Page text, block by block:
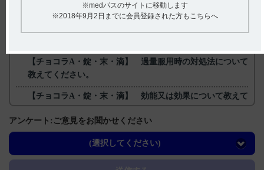
関連するQ&A
【チョコラA・錠・末・滴】 過量服用時の対処法について
教えてください。
【チョコラA・錠・末・滴】 効能又は効果について教えて
【チョコラA・錠・末・滴】 副作用について教えてくださ
アンケート:ご意見をお聞かせください
(選択してください)
※medパスのサイトに移動します
※2018年9月2日までに会員登録された方もこちらへ